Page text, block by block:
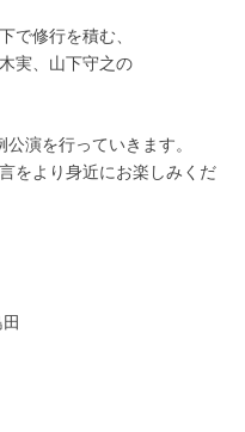
で修行を積む、
実、山下守之の
演を行っていきます。
をより身近にお楽しみくだ